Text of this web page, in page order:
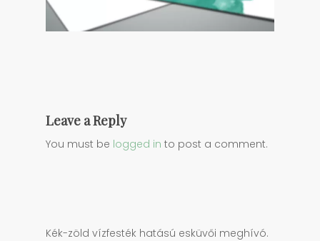
Leave a Reply
You must be logged in to post a comment.
Kék-zöld vízfesték hatású esküvői meghívó.